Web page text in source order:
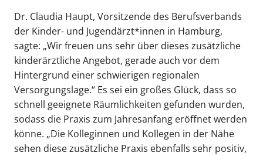
Dr. Claudia Haupt, Vorsitzende des Berufsverbands
der Kinder- und Jugendärzt*innen in Hamburg,
sagte: „Wir freuen uns sehr über dieses zusätzliche
kinderärztliche Angebot, gerade auch vor dem
Hintergrund einer schwierigen regionalen
Versorgungslage.“ Es sei ein großes Glück, dass so
schnell geeignete Räumlichkeiten gefunden wurden,
sodass die Praxis zum Jahresanfang eröffnet werden
könne. „Die Kolleginnen und Kollegen in der Nähe
sehen diese zusätzliche Praxis ebenfalls sehr positiv,